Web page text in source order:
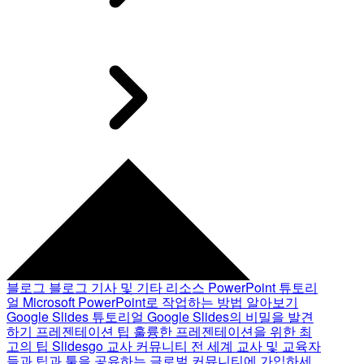
블로그 블로그 기사 및 기타 리소스 PowerPoint 튜토리
얼 Microsoft PowerPoint로 작업하는 방법 알아보기
Google Slides 튜토리얼 Google Slides의 비밀을 발견
하기 프레젠테이션 팁 훌륭한 프레젠테이션을 위한 최
고의 팁 Slidesgo 교사 커뮤니티 전 세계 교사 및 교육자